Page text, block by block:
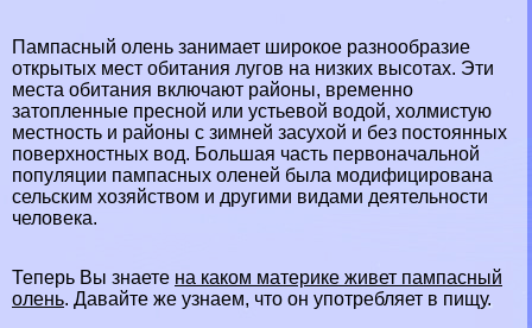
Пампасный олень занимает широкое разнообразие
открытых мест обитания лугов на низких высотах. Эти
места обитания включают районы, временно
затопленные пресной или устьевой водой, холмистую
местность и районы с зимней засухой и без постоянных
поверхностных вод. Большая часть первоначальной
популяции пампасных оленей была модифицирована
сельским хозяйством и другими видами деятельности
человека.
Теперь Вы знаете на каком материке живет пампасный
олень. Давайте же узнаем, что он употрeбляет в пищу.